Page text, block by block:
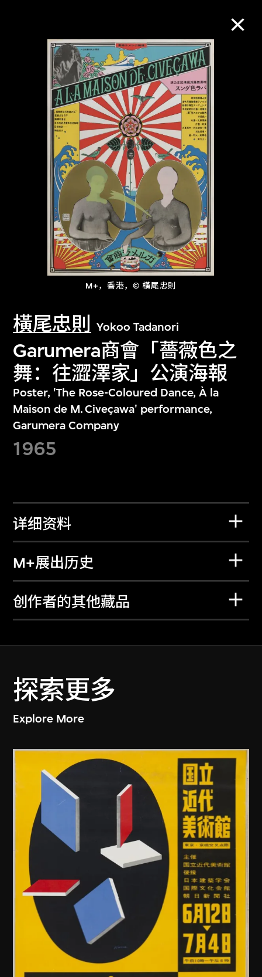
M+，香港，© 橫尾忠則
橫尾忠則 Yokoo Tadanori
Garumera商會「薔薇色之
舞：往澀澤家」公演海報
Poster, 'The Rose-Coloured Dance, À la
Maison de M. Civeçawa'​ performance,
Garumera Company
1965
详细资料
M+展出历史
创作者的其他藏品
探索更多
Explore More
M+藏品
进一步筛选
关于M+藏品
探索世界顶级的二十及二十一世纪视觉
文化藏品。